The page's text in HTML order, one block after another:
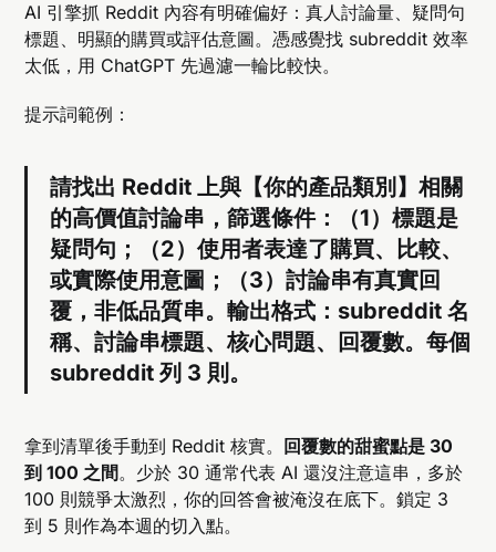
AI 引擎抓 Reddit 內容有明確偏好：真人討論量、疑問句
標題、明顯的購買或評估意圖。憑感覺找 subreddit 效率
太低，用 ChatGPT 先過濾一輪比較快。
提示詞範例：
請找出 Reddit 上與【你的產品類別】相關
的高價值討論串，篩選條件：（1）標題是
疑問句；（2）使用者表達了購買、比較、
或實際使用意圖；（3）討論串有真實回
覆，非低品質串。輸出格式：subreddit 名
稱、討論串標題、核心問題、回覆數。每個
subreddit 列 3 則。
拿到清單後手動到 Reddit 核實。
回覆數的甜蜜點是 30
到 100 之間。少於 30 通常代表 AI 還沒注意這串，多於
100 則競爭太激烈，你的回答會被淹沒在底下。鎖定 3
到 5 則作為本週的切入點。